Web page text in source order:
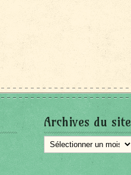
Archives du site
Archives
du